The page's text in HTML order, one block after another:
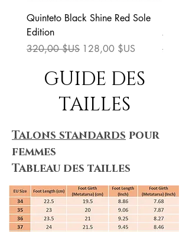
Quinteto Black Shine Red Sole
Edition
Prix original
320,00 $US Prix promotionnel
128,00 $US
Prix
GUIDE DES
TAILLES
Talons standards pour
femmes
Tableau des tailles